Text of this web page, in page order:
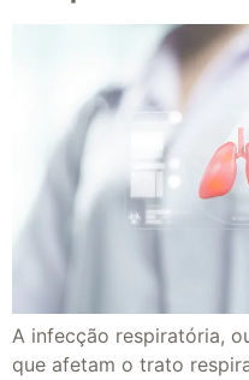
A infecção respiratória,
que afetam o trato